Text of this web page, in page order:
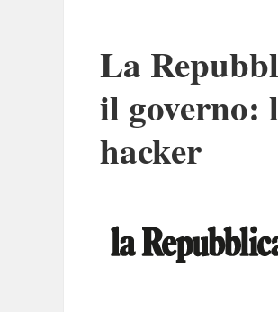
La
il governo:
hacker